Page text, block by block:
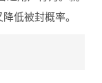
低被封概率。